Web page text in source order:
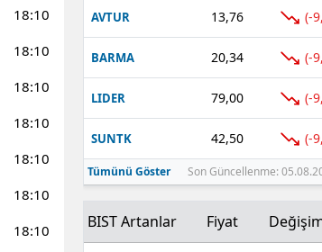
18:10
18:10
18:10
18:10
18:10
18:10
18:10
AVTUR 13,76 (-
BARMA 20,34 (-
LIDER 79,00 (-
SUNTK 42,50 (-
Tümünü Göster Son Güncellenme:
BIST Artanlar Fiyat